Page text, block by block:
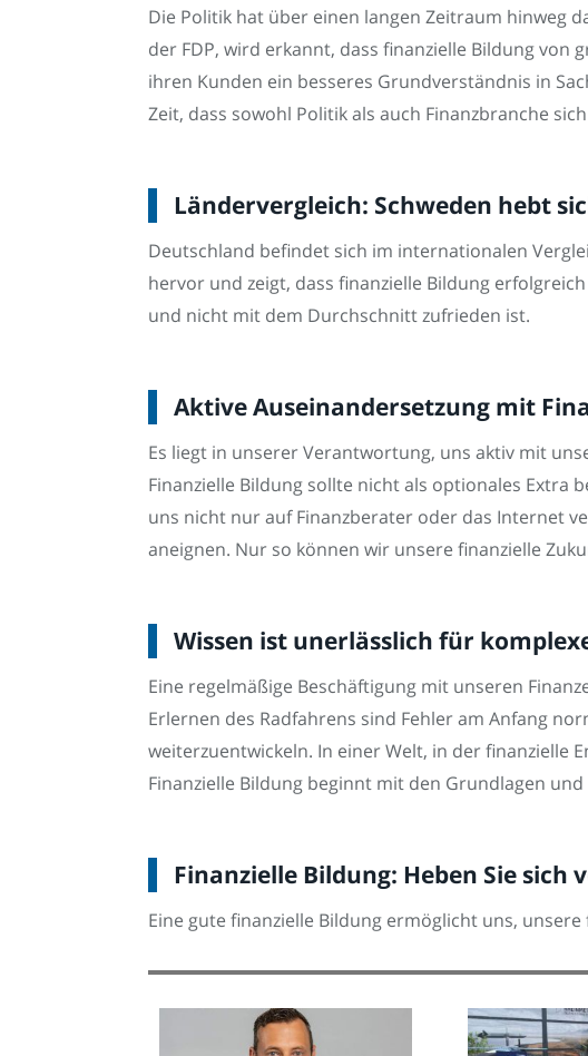
Die Politik hat über einen langen Zeitraum hinweg
der FDP, wird erkannt, dass finanzielle Bildung von
ihren Kunden ein besseres Grundverständnis in
Zeit, dass sowohl Politik als auch Finanzbranche
Ländervergleich: Schweden hebt
Deutschland befindet sich im internationalen
hervor und zeigt, dass finanzielle Bildung
und nicht mit dem Durchschnitt zufrieden ist.
Aktive Auseinandersetzung mit
Es liegt in unserer Verantwortung, uns aktiv mit
Finanzielle Bildung sollte nicht als optionales
uns nicht nur auf Finanzberater oder das Internet
aneignen. Nur so können wir unsere finanzielle
Wissen ist unerlässlich für
Eine regelmäßige Beschäftigung mit unseren
Erlernen des Radfahrens sind Fehler am Anfang
weiterzuentwickeln. In einer Welt, in der finanzielle
Finanzielle Bildung beginnt mit den Grundlagen
Finanzielle Bildung: Heben Sie sich
Eine gute finanzielle Bildung ermöglicht uns,